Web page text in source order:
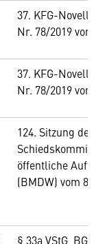
37. KFG-
Nr. 78/2019
37. KFG-
Nr. 78/2019
124. Sitzung
öffentliche
(BMDW) vom 8.
§ 33a VStG,